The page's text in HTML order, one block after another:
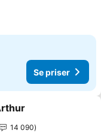
Se priser
14 090